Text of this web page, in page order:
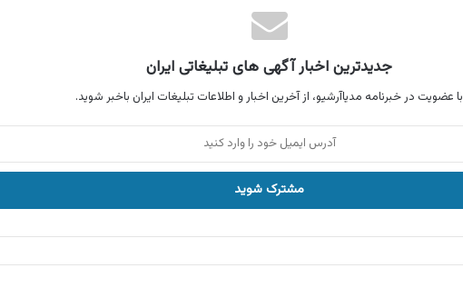
جدیدترین اخبار آگهی های تبلیغاتی ایران
با عضویت در خبرنامه مدیاآرشیو، از آخرین اخبار و اطلاعات تبلیغات ایران باخبر شوید.